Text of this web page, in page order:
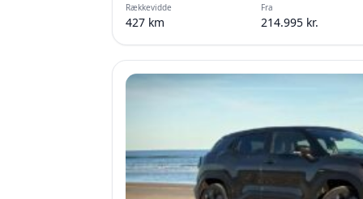
Rækkevidde
427 km
Fra
214.995 kr.